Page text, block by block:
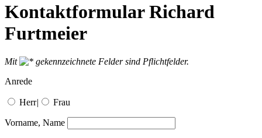
Kontaktformular Richard
Furtmeier
Mit
gekennzeichnete Felder sind Pflichtfelder.
Anrede
Herr| Frau
Vorname, Name